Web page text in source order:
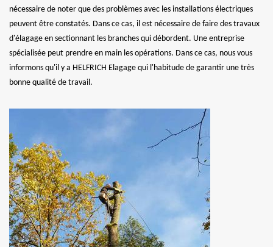
nécessaire de noter que des problèmes avec les installations électriques
peuvent être constatés. Dans ce cas, il est nécessaire de faire des travaux
d'élagage en sectionnant les branches qui débordent. Une entreprise
spécialisée peut prendre en main les opérations. Dans ce cas, nous vous
informons qu'il y a HELFRICH Elagage qui l'habitude de garantir une très
bonne qualité de travail.